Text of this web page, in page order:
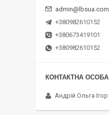
admin@lbsua.com
+380982610152
+380673419101
+380982610152
Андрій Ольга Ігор